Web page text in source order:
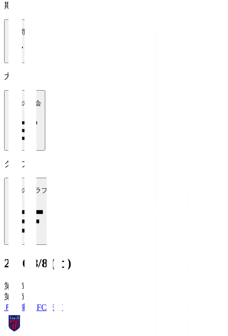
期間
1週間
大会
全ての大会
クラブ
全てのクラブ
2026/8/8 (土)
第1節
第1節
ＦＣ東京FC東京